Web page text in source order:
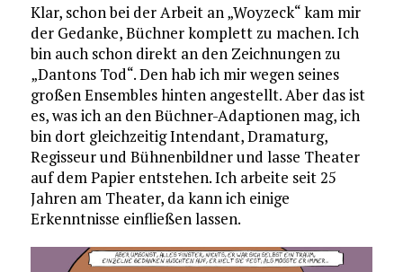
Klar, schon bei der Arbeit an „Woyzeck“ kam mir
der Gedanke, Büchner komplett zu machen. Ich
bin auch schon direkt an den Zeichnungen zu
„Dantons Tod“. Den hab ich mir wegen seines
großen Ensembles hinten angestellt. Aber das ist
es, was ich an den Büchner-Adaptionen mag, ich
bin dort gleichzeitig Intendant, Dramaturg,
Regisseur und Bühnenbildner und lasse Theater
auf dem Papier entstehen. Ich arbeite seit 25
Jahren am Theater, da kann ich einige
Erkenntnisse einfließen lassen.